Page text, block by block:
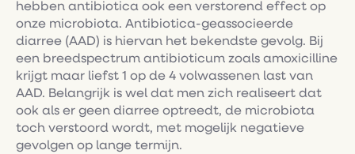
hebben antibiotica ook een verstorend effect op
onze microbiota. Antibiotica-geassocieerde
diarree (AAD) is hiervan het bekendste gevolg. Bij
een breedspectrum antibioticum zoals amoxicilline
krijgt maar liefst 1 op de 4 volwassenen last van
AAD. Belangrijk is wel dat men zich realiseert dat
ook als er geen diarree optreedt, de microbiota
toch verstoord wordt, met mogelijk negatieve
gevolgen op lange termijn.